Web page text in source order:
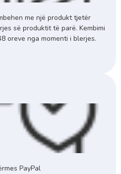
me një produkt tjetër
së produktit të parë. Kembimi
oreve nga momenti i blerjes.
PayPal